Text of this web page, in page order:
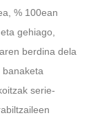
% 100ean
gehiago,
berdina dela
banaketa
serie-